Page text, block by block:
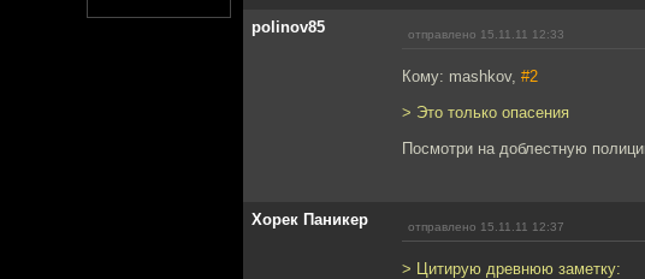
polinov85 отправлено 15.11.11 12:33
Кому: mashkov, #2
> Это только опасения
Посмотри на доблестную
Хорек Паникер отправлено 15.11.11 12:37
> Цитирую древнюю заметку: